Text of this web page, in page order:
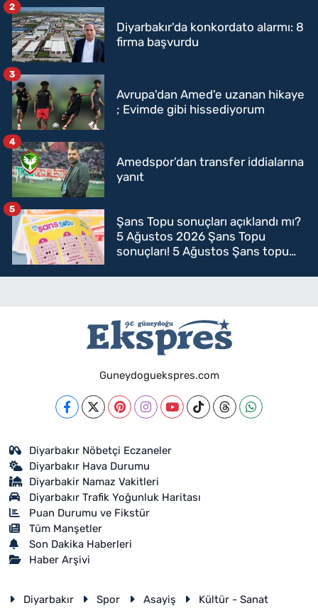
Diyarbakır'da konkordato alarmı: 8
firma başvurdu
2
Avrupa'dan Amed'e uzanan hikaye
; Evimde gibi hissediyorum
3
Amedspor’dan transfer iddialarına
yanıt
4
Şans Topu sonuçları açıklandı mı?
5 Ağustos 2026 Şans Topu
sonuçları! 5 Ağustos Şans topu
5
Guneydoguekspres.com
Diyarbakır Nöbetçi Eczaneler
Diyarbakır Hava Durumu
Diyarbakir Namaz Vakitleri
Diyarbakır Trafik Yoğunluk Haritası
Puan Durumu ve Fikstür
Tüm Manşetler
Son Dakika Haberleri
Haber Arşivi
Diyarbakır Spor Asayiş
Kültür - Sanat